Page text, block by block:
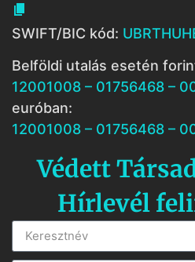

SWIFT/BIC kód:
Belföldi utalás esetén
12001008 – 01756468 –
euróban:
12001008 – 01756468 –
Védett
Hírlevél